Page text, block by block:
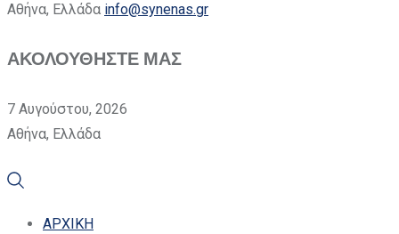
Αθήνα, Ελλάδα info@synenas.gr
ΑΚΟΛΟΥΘΗΣΤΕ ΜΑΣ
7 Αυγούστου, 2026
Αθήνα, Ελλάδα
ΑΡΧΙΚΗ